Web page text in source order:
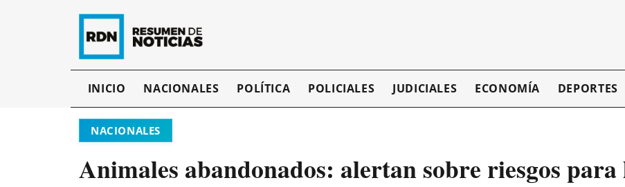
INICIO NACIONALES POLÍTICA POLICIALES JUDICIALES ECONOMÍA DEPORTES
NACIONALES
Animales abandonados: alertan sobre riesgos